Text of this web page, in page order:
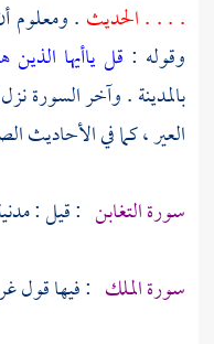
. . . . الحديث . ومعلوم
وقوله : قل ياأيها الذين
بالمدينة. وآخر السورة
العير ، كما في الأحاديث
سورة التغابن : قيل :
سورة الملك : فيها قول